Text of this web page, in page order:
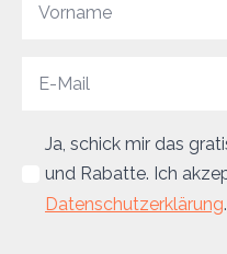
Ja, schick mir das
und Rabatte. Ich
Datenschutzerklärung.